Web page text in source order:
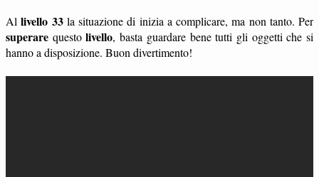
Allivello 33la situazione di inizia a complicare, ma non tanto. Per
superare questolivello, basta guardare bene tutti gli oggetti che si
hanno a disposizione. Buon divertimento!